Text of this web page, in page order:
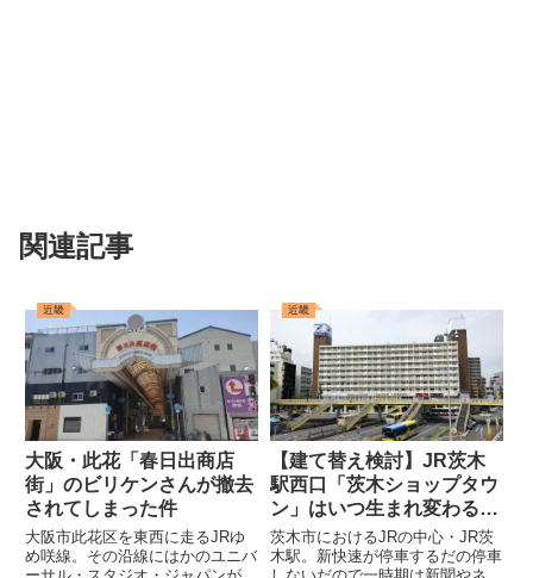
関連記事
近畿
大阪・此花「春日出商店
街」のビリケンさんが撤去
されてしまった件
大阪市此花区を東西に走るJRゆ
め咲線。その沿線にはかのユニバ
近畿
【建て替え検討】JR茨木
駅西口「茨木ショップタウ
ン」はいつ生まれ変わるの
か
茨木市におけるJRの中心・JR茨
木駅。新快速が停車するだの停車